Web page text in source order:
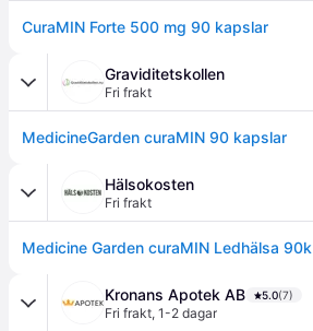
CuraMIN Forte 500 mg 90 kapslar
Graviditetskollen
Fri frakt
MedicineGarden curaMIN 90 kapslar
Hälsokosten
Fri frakt
Medicine Garden curaMIN Ledhälsa 90k
Kronans Apotek AB 5.0(7)
Fri frakt, 1-2 dagar